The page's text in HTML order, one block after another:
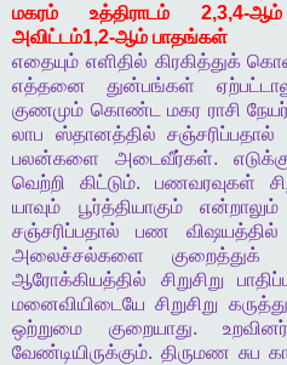
மகரம் உத்திராடம்2,3,4-ஆம்
அவிட்டம்1,2-ஆம் பாதங்கள்
எதையும் எளிதில் கிரகித்துக்
எத்தனை
துன்பங்கள்
குணமும் கொண்ட மகர ராசி
லாப
ஸ்தானத்தில் சஞ்சரிப்பதால்
பலன்களை
அடைவீர்கள்.
வெற்றி
கிட்டும். பணவரவுகள்
யாவும்
பூர்த்தியாகும் என்றாலும்
சஞ்சரிப்பதால்
பண விஷயத்தில்
அலைச்சல்களை
குறைத்துக்
ஆரோக்கியத்தில்
சிறுசிறு
மனைவியிடையே சிறுசிறு கருத்து
ஒற்றுமை
குறையாது.
வேண்டியிருக்கும். திருமண சுப